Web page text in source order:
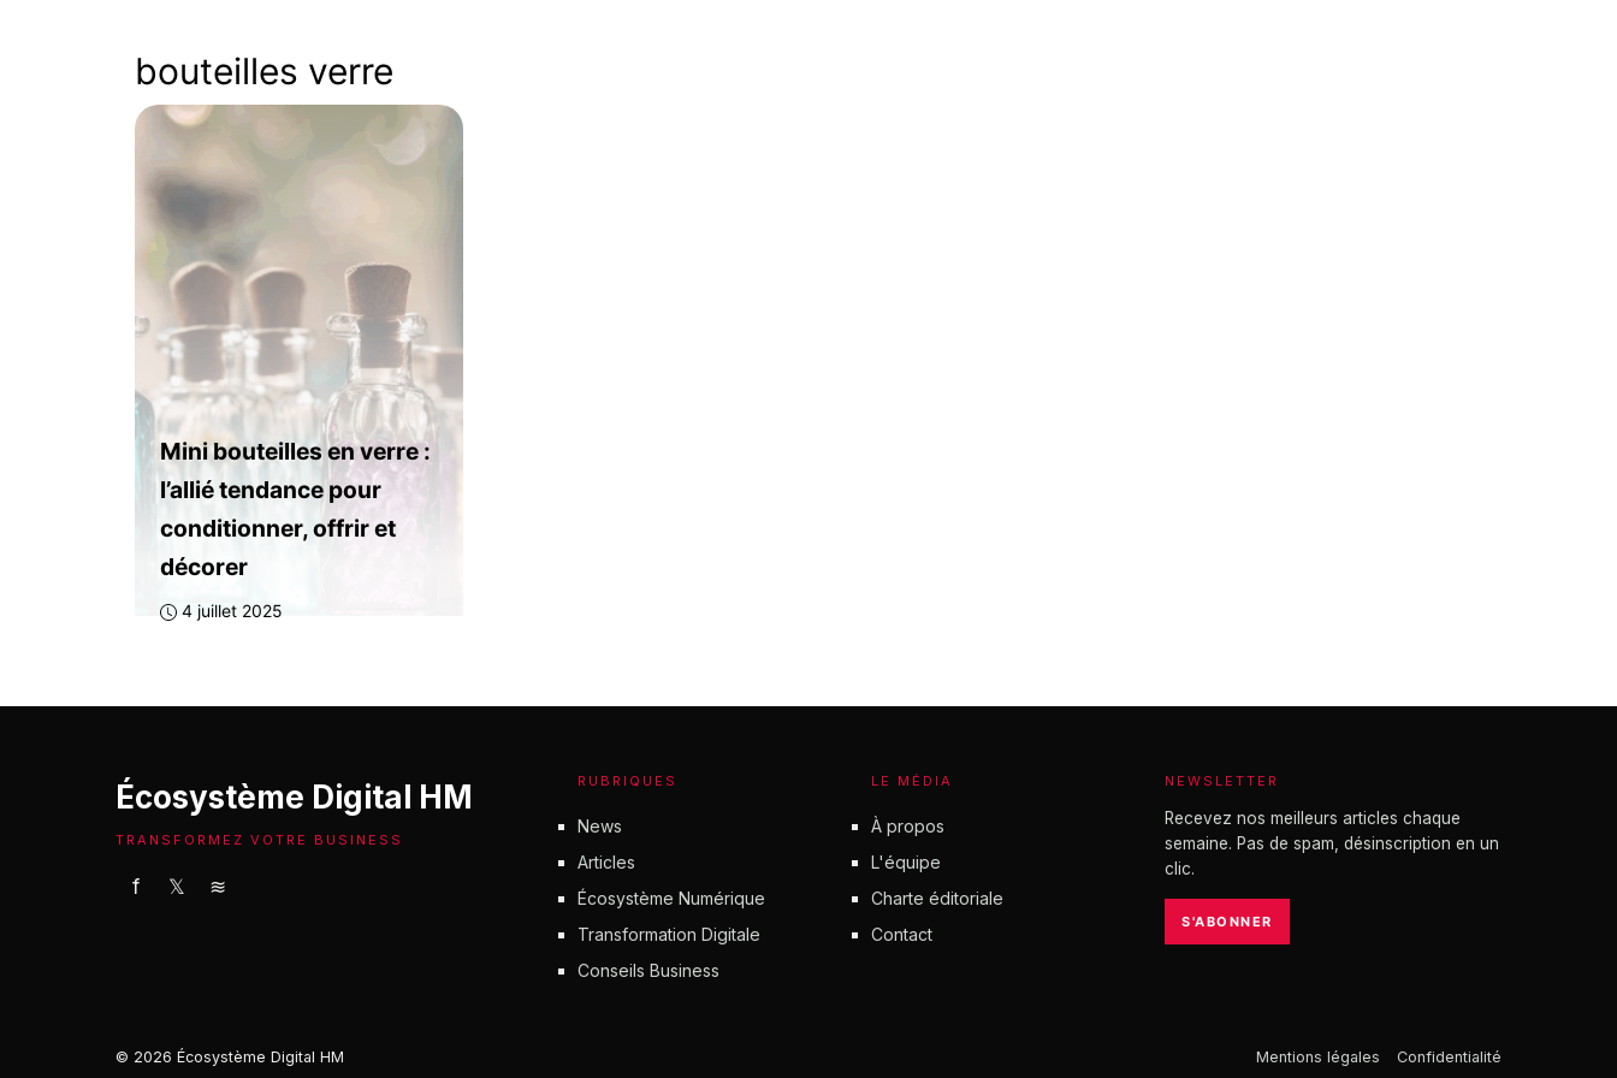
bouteilles verre
Mini bouteilles en verre :
l’allié tendance pour
conditionner, offrir et
décorer
4 juillet 2025
Écosystème Digital HM
TRANSFORMEZ VOTRE BUSINESS
f 𝕏 ≋
RUBRIQUES
News
Articles
Écosystème Numérique
Transformation Digitale
Conseils Business
LE MÉDIA
À propos
L'équipe
Charte éditoriale
Contact
NEWSLETTER
Recevez nos meilleurs articles chaque
semaine. Pas de spam, désinscription en un
clic.
S'ABONNER
© 2026 Écosystème Digital HM Mentions légales Confidentialité